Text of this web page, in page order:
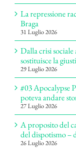
La repressione
Braga
31 Luglio 2026
Dalla crisi
sostituisce la
29 Luglio 2026
#03 Apocalypse
poteva andare
27 Luglio 2026
A proposito del
del dispotismo –
26 Luglio 2026